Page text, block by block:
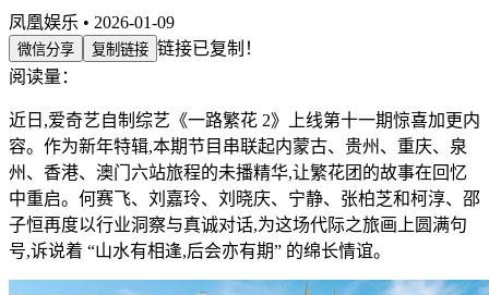
凤凰娱乐 • 2026-01-09
微信分享 复制链接 链接已复制！
阅读量：
近日,爱奇艺自制综艺《一路繁花 2》上线第十一期惊喜加更内
容。作为新年特辑,本期节目串联起内蒙古、贵州、重庆、泉
州、香港、澳门六站旅程的未播精华,让繁花团的故事在回忆
中重启。何赛飞、刘嘉玲、刘晓庆、宁静、张柏芝和柯淳、邵
子恒再度以行业洞察与真诚对话,为这场代际之旅画上圆满句
号,诉说着 “山水有相逢,后会亦有期” 的绵长情谊。